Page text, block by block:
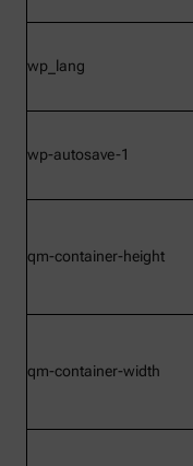
wp_lang
wp-autosave-1
qm-container-height
qm-container-width